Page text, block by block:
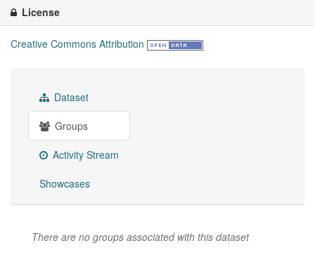
License
Creative Commons Attribution
Dataset
Groups
Activity Stream
Showcases
There are no groups associated with this dataset